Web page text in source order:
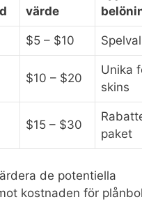
värde
$5 – $10
$10 – $20
Unika
skins
$15 – $30
paket
de potentiella
kostnaden för